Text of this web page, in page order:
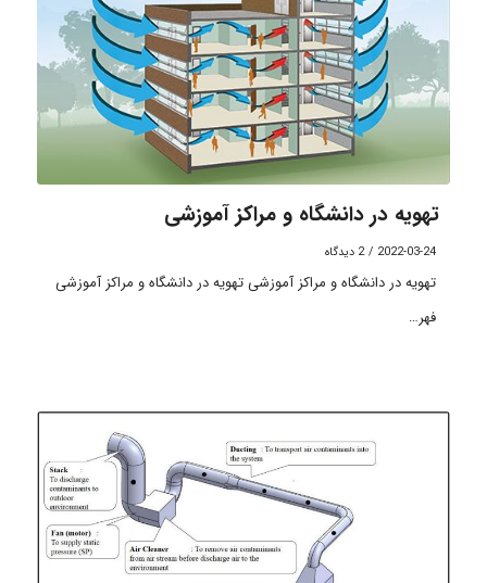
تهویه در دانشگاه و مراکز آموزشی
2022-03-24
/ 2 دیدگاه
تهویه در دانشگاه و مراکز آموزشی تهویه در دانشگاه و مراکز آموزشی
فهر…